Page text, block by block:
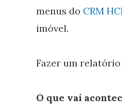
menus do CRM
imóvel.
Fazer um
O que vai